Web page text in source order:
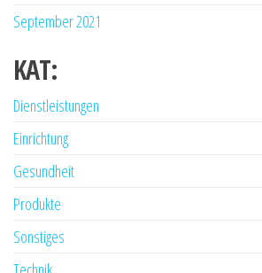
September 2021
KAT:
Dienstleistungen
Einrichtung
Gesundheit
Produkte
Sonstiges